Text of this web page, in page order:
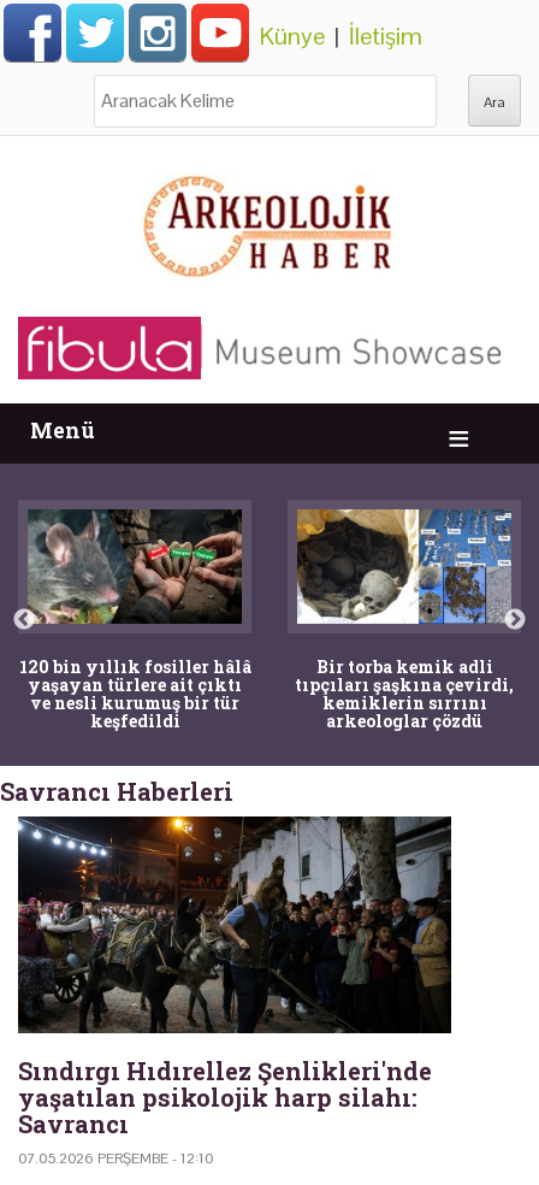
Künye | İletişim
Menü
120 bin yıllık fosiller hâlâ
yaşayan türlere ait çıktı
ve nesli kurumuş bir tür
keşfedildi
Bir torba kemik adli
tıpçıları şaşkına çevirdi,
kemiklerin sırrını
arkeologlar çözdü
Savrancı Haberleri
Sındırgı Hıdırellez Şenlikleri'nde
yaşatılan psikolojik harp silahı:
Savrancı
07.05.2026 PERŞEMBE - 12:10